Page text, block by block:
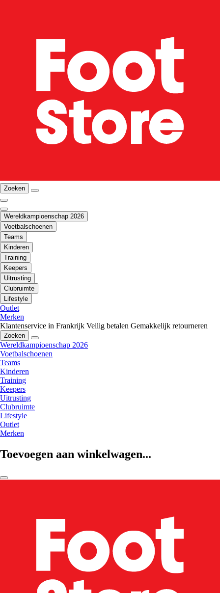
Zoeken
Wereldkampioenschap 2026
Voetbalschoenen
Teams
Kinderen
Training
Keepers
Uitrusting
Clubruimte
Lifestyle
Outlet
Merken
Klantenservice in Frankrijk Veilig betalen Gemakkelijk retourneren
Zoeken
Wereldkampioenschap 2026
Voetbalschoenen
Teams
Kinderen
Training
Keepers
Uitrusting
Clubruimte
Lifestyle
Outlet
Merken
Toevoegen aan winkelwagen...